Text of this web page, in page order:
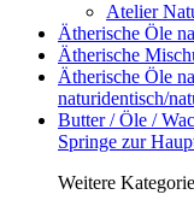
Atelier
Ätherische Öle
Ätherische
Ätherische Öle
naturidentisch/
Butter / Öle /
Springe zur
Weitere